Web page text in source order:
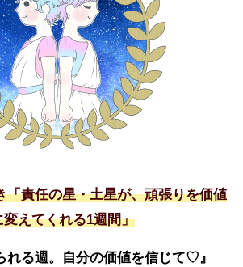
「責任の星・土星が、頑張りを価値
変えてくれる1週間」
れる週。自分の価値を信じて♡』